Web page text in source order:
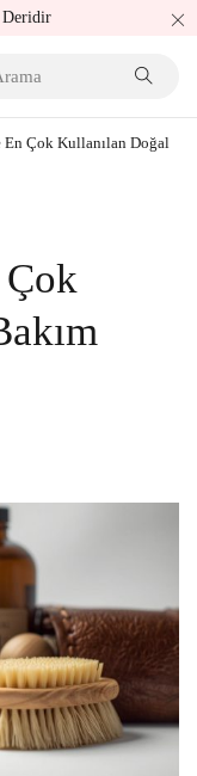
En Çok Kullanılan Doğal